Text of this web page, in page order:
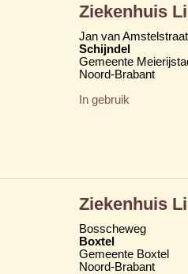
Ziekenhuis
Jan van
Schijndel
Gemeente
Noord-Brabant
In gebruik
Ziekenhuis
Bosscheweg
Boxtel
Gemeente Boxtel
Noord-Brabant